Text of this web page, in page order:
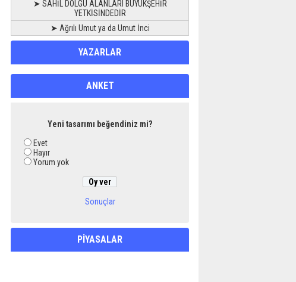
➤ SAHİL DOLGU ALANLARI BÜYÜKŞEHİR
YETKİSİNDEDİR
➤ Ağrılı Umut ya da Umut İnci
YAZARLAR
ANKET
Yeni tasarımı beğendiniz mi?
Evet
Hayır
Yorum yok
Sonuçlar
PİYASALAR